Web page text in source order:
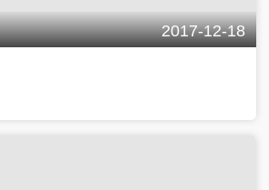
2017-12-18